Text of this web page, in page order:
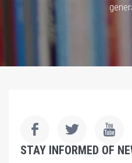
STAY INFORMED OF